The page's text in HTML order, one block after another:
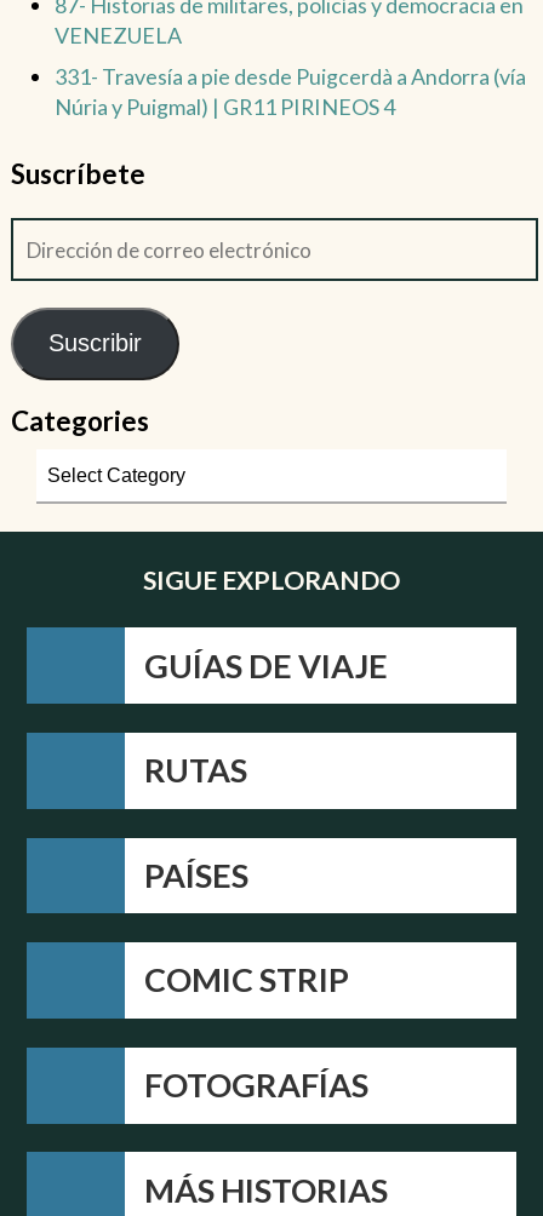
VENEZUELA
331- Travesía a pie desde Puigcerdà a Andorra (vía
Núria y Puigmal) | GR11 PIRINEOS 4
Suscríbete
Suscribir
Categories
SIGUE EXPLORANDO
GUÍAS DE VIAJE
RUTAS
PAÍSES
COMIC STRIP
FOTOGRAFÍAS
MÁS HISTORIAS